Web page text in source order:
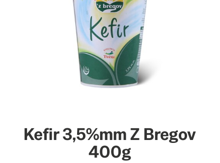
Kefir 3,5%mm Z Bregov
400g